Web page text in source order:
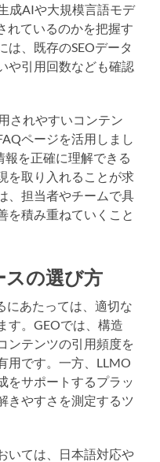
成AIや大規模言語モデ
れているのかを把握す
は、既存のSEOデータ
や引用回数なども確認
されやすいコンテン
ページを活用しまし
報を正確に理解できる
を取り入れることが求
、担当者やチームで具
を積み重ねていくこと
スの選び方
あたっては、適切な
す。GEOでは、構造
ンテンツの引用頻度を
用です。一方、LLMO
をサポートするプラッ
きやすさを測定するツ
いては、日本語対応や